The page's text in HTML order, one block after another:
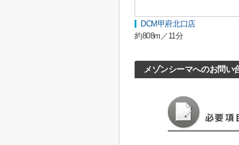
DCM甲府北口店
約808m／11分
メゾンシーマへのお問い